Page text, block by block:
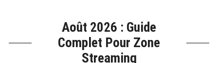
Août 2026 : Guide
Complet Pour Zone
Streaming